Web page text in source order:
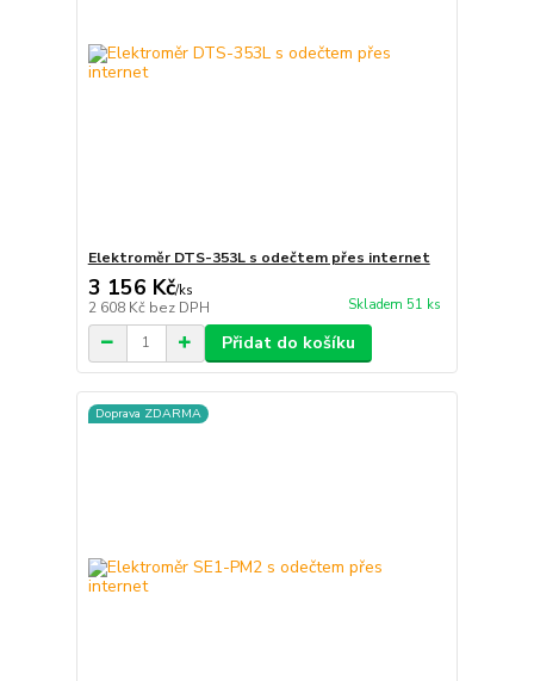
Elektroměr DTS-353L s odečtem přes internet
3 156 Kč/ks
2 608 Kč bez DPH Skladem 51 ks
Přidat do košíku
Doprava ZDARMA